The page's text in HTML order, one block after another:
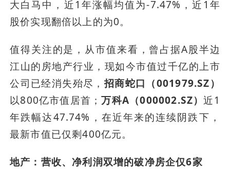
大白马中，近1年涨幅均值为-7.47%，近1年
股价实现翻倍以上的为0。
值得关注的是，从市值来看，曾占据A股半边
江山的房地产行业，现如今市值过千亿的上市
公司已经消失殆尽，招商蛇口（001979.SZ）
以800亿市值居首；万科A（000002.SZ）近1
年跌幅达47.74%，在近年来的连续阴跌下，
最新市值已仅剩400亿元。
地产：营收、净利润双增的破净房企仅6家